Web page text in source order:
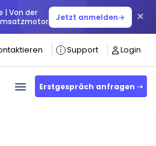
| Von der
Jetzt anmelden→ ×
Support Login
Erstgespräch anfragen ➝